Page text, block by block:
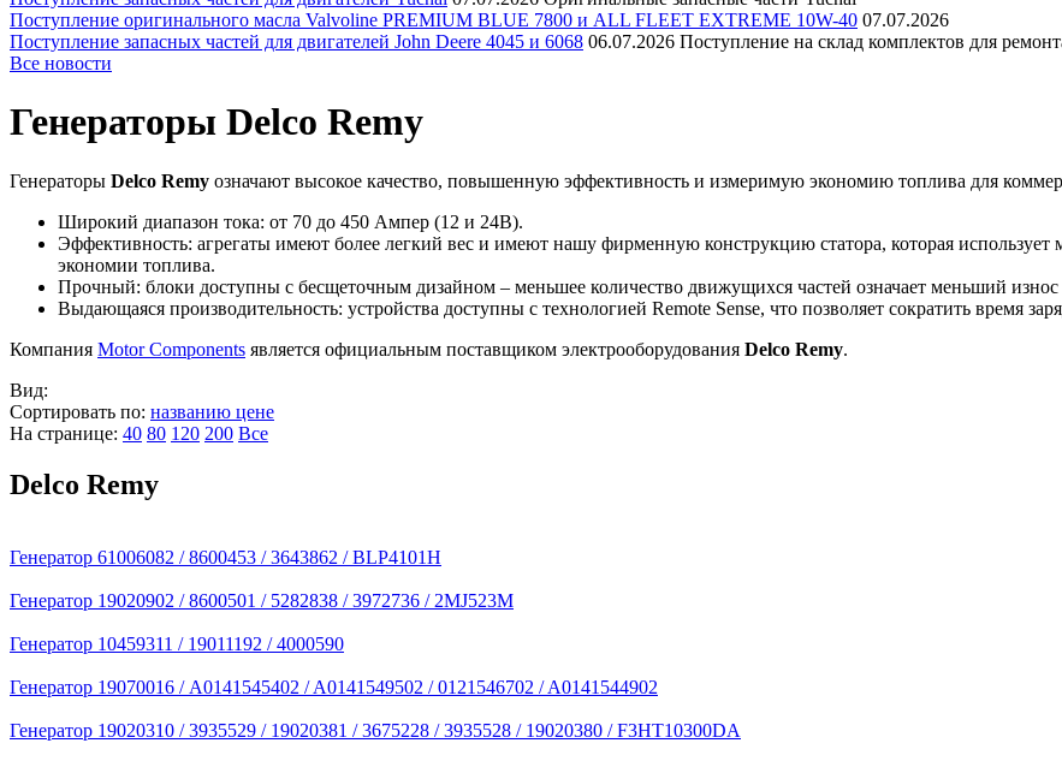
Поступление оригинального масла Valvoline PREMIUM BLUE 7800 и ALL FLEET EXTREME 10W-40 07.07.2026
Поступление запасных частей для двигателей John Deere 4045 и 6068 06.07.2026 Поступление на склад комплектов для
Все новости
Генераторы Delco Remy
Генераторы Delco Remy означают высокое качество, повышенную эффективность и измеримую экономию топлива для
Широкий диапазон тока: от 70 до 450 Ампер (12 и 24В).
Эффективность: агрегаты имеют более легкий вес и имеют нашу фирменную конструкцию статора, которая
экономии топлива.
Прочный: блоки доступны с бесщеточным дизайном – меньшее количество движущихся частей означает меньший
Выдающаяся производительность: устройства доступны с технологией Remote Sense, что позволяет сократить время
Компания Motor Components является официальным поставщиком электрооборудования Delco Remy.
Вид:
Сортировать по: названию цене
На странице: 40 80 120 200 Все
Delco Remy
Генератор 61006082 / 8600453 / 3643862 / BLP4101H
Генератор 19020902 / 8600501 / 5282838 / 3972736 / 2MJ523M
Генератор 10459311 / 19011192 / 4000590
Генератор 19070016 / A0141545402 / ­A0141549502 / ­0121546702 / ­A0141544902
Генератор 19020310 / 3935529 / 19020381 / 3675228 / 3935528 / 19020380 / F3HT10300DA